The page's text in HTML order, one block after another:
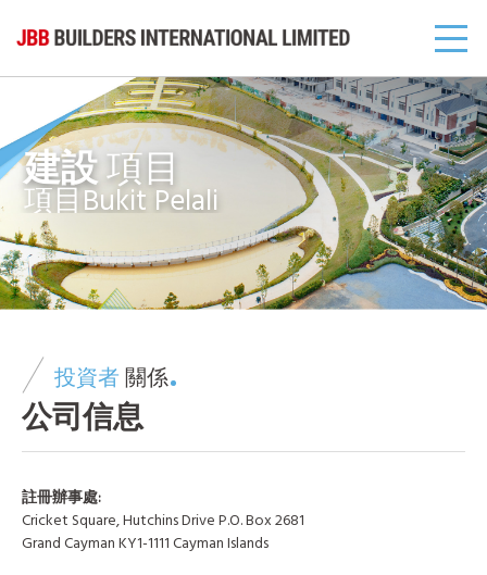
建設項目
項目Bukit Pelali
投資者 關係
公司信息
註冊辦事處:
Cricket Square, Hutchins Drive P.O. Box 2681
Grand Cayman KY1-1111 Cayman Islands